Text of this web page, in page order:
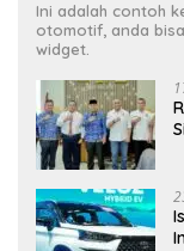
Ini adalah contoh
otomotif, anda
widget.